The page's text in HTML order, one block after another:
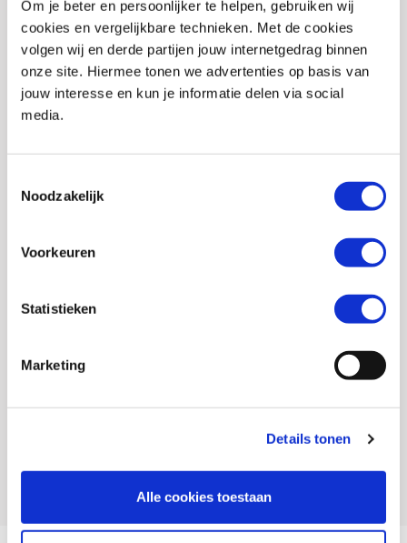
Om je beter en persoonlijker te helpen, gebruiken wij
cookies en vergelijkbare technieken. Met de cookies
volgen wij en derde partijen jouw internetgedrag binnen
onze site. Hiermee tonen we advertenties op basis van
jouw interesse en kun je informatie delen via social
media.
Noodzakelijk
Voorkeuren
Statistieken
Marketing
Details tonen
Alle cookies toestaan
Merk
Scorpion
Type sluiting
Dubbel D
Helmtype
Integraalhelm
Communicatie
binnenvoering
EAN
Offline Sales
Ja